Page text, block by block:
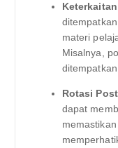
materi
Misalnya,
Rotasi
dapat